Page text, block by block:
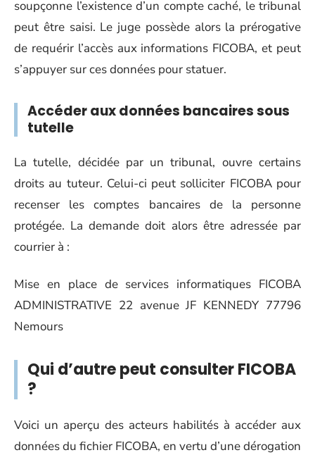
soupçonne l’existence d’un compte caché, le tribunal
peut être saisi. Le juge possède alors la prérogative
de requérir l’accès aux informations FICOBA, et peut
s’appuyer sur ces données pour statuer.
Accéder aux données bancaires sous
tutelle
La tutelle, décidée par un tribunal, ouvre certains
droits au tuteur. Celui-ci peut solliciter FICOBA pour
recenser les comptes bancaires de la personne
protégée. La demande doit alors être adressée par
courrier à :
Mise en place de services informatiques FICOBA
ADMINISTRATIVE 22 avenue JF KENNEDY 77796
Nemours
Qui d’autre peut consulter FICOBA
?
Voici un aperçu des acteurs habilités à accéder aux
données du fichier FICOBA, en vertu d’une dérogation